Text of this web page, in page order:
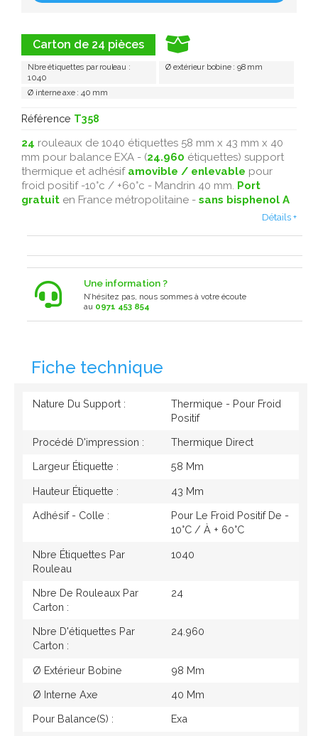
Carton de 24 pièces
Nbre étiquettes par rouleau :
1040
Ø extérieur bobine : 98 mm
Ø interne axe : 40 mm
Référence T358
24 rouleaux de 1040 étiquettes 58 mm x 43 mm x 40
mm pour balance EXA - (24.960 étiquettes) support
thermique et adhésif amovible / enlevable pour
froid positif -10°c / +60°c - Mandrin 40 mm. Port
gratuit en France métropolitaine - sans bisphenol A
Détails +
Une information ?
N’hésitez pas, nous sommes à votre écoute
au 0971 453 854
Fiche technique
Nature Du Support :
Thermique - Pour Froid
Positif
Procédé D'impression : Thermique Direct
Largeur Étiquette : 58 Mm
Hauteur Étiquette : 43 Mm
Adhésif - Colle :
Pour Le Froid Positif De -
10°c / À + 60°c
Nbre Étiquettes Par
Rouleau
1040
Nbre De Rouleaux Par
Carton :
24
Nbre D'étiquettes Par
Carton :
24.960
Ø Extérieur Bobine 98 Mm
Ø Interne Axe 40 Mm
Pour Balance(s) : Exa